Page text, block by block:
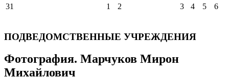
31
1 2 3 4 5 6
ПОДВЕДОМСТВЕННЫЕ УЧРЕЖДЕНИЯ
Фотография. Марчуков Мирон
Михайлович